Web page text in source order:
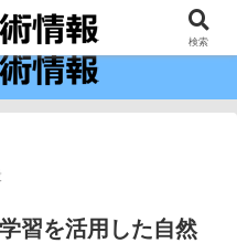
報インフラ。
習を活用した自然
検索